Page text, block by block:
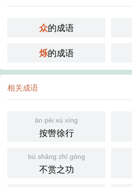
众的成语
烁的成语
相关成语
àn pèi xú xíng
按辔徐行
bù shǎng zhī gōng
不赏之功